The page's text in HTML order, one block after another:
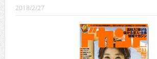
CINEMA×STYLE 289号
CINEMA×STYLE 288号
CINEMA×STYLE 287号
2018/2/27